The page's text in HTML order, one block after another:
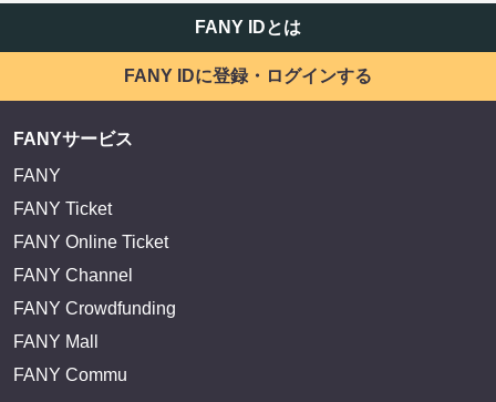
FANY IDとは
FANY IDに登録・ログインする
FANYサービス
FANY
FANY Ticket
FANY Online Ticket
FANY Channel
FANY Crowdfunding
FANY Mall
FANY Commu